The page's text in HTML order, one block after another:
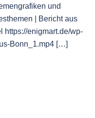
und
| Bericht aus
https://enigmart.de/wp-
Bonn_1.mp4 […]